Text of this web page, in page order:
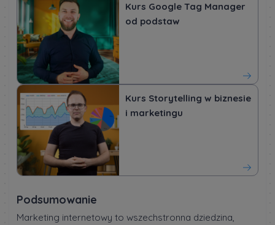
Kurs Google Tag Manager
od podstaw
Kurs Storytelling w biznesie
i marketingu
Podsumowanie
Marketing internetowy to wszechstronna dziedzina,